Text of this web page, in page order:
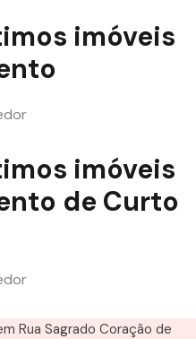
imóveis
imóveis
de Curto